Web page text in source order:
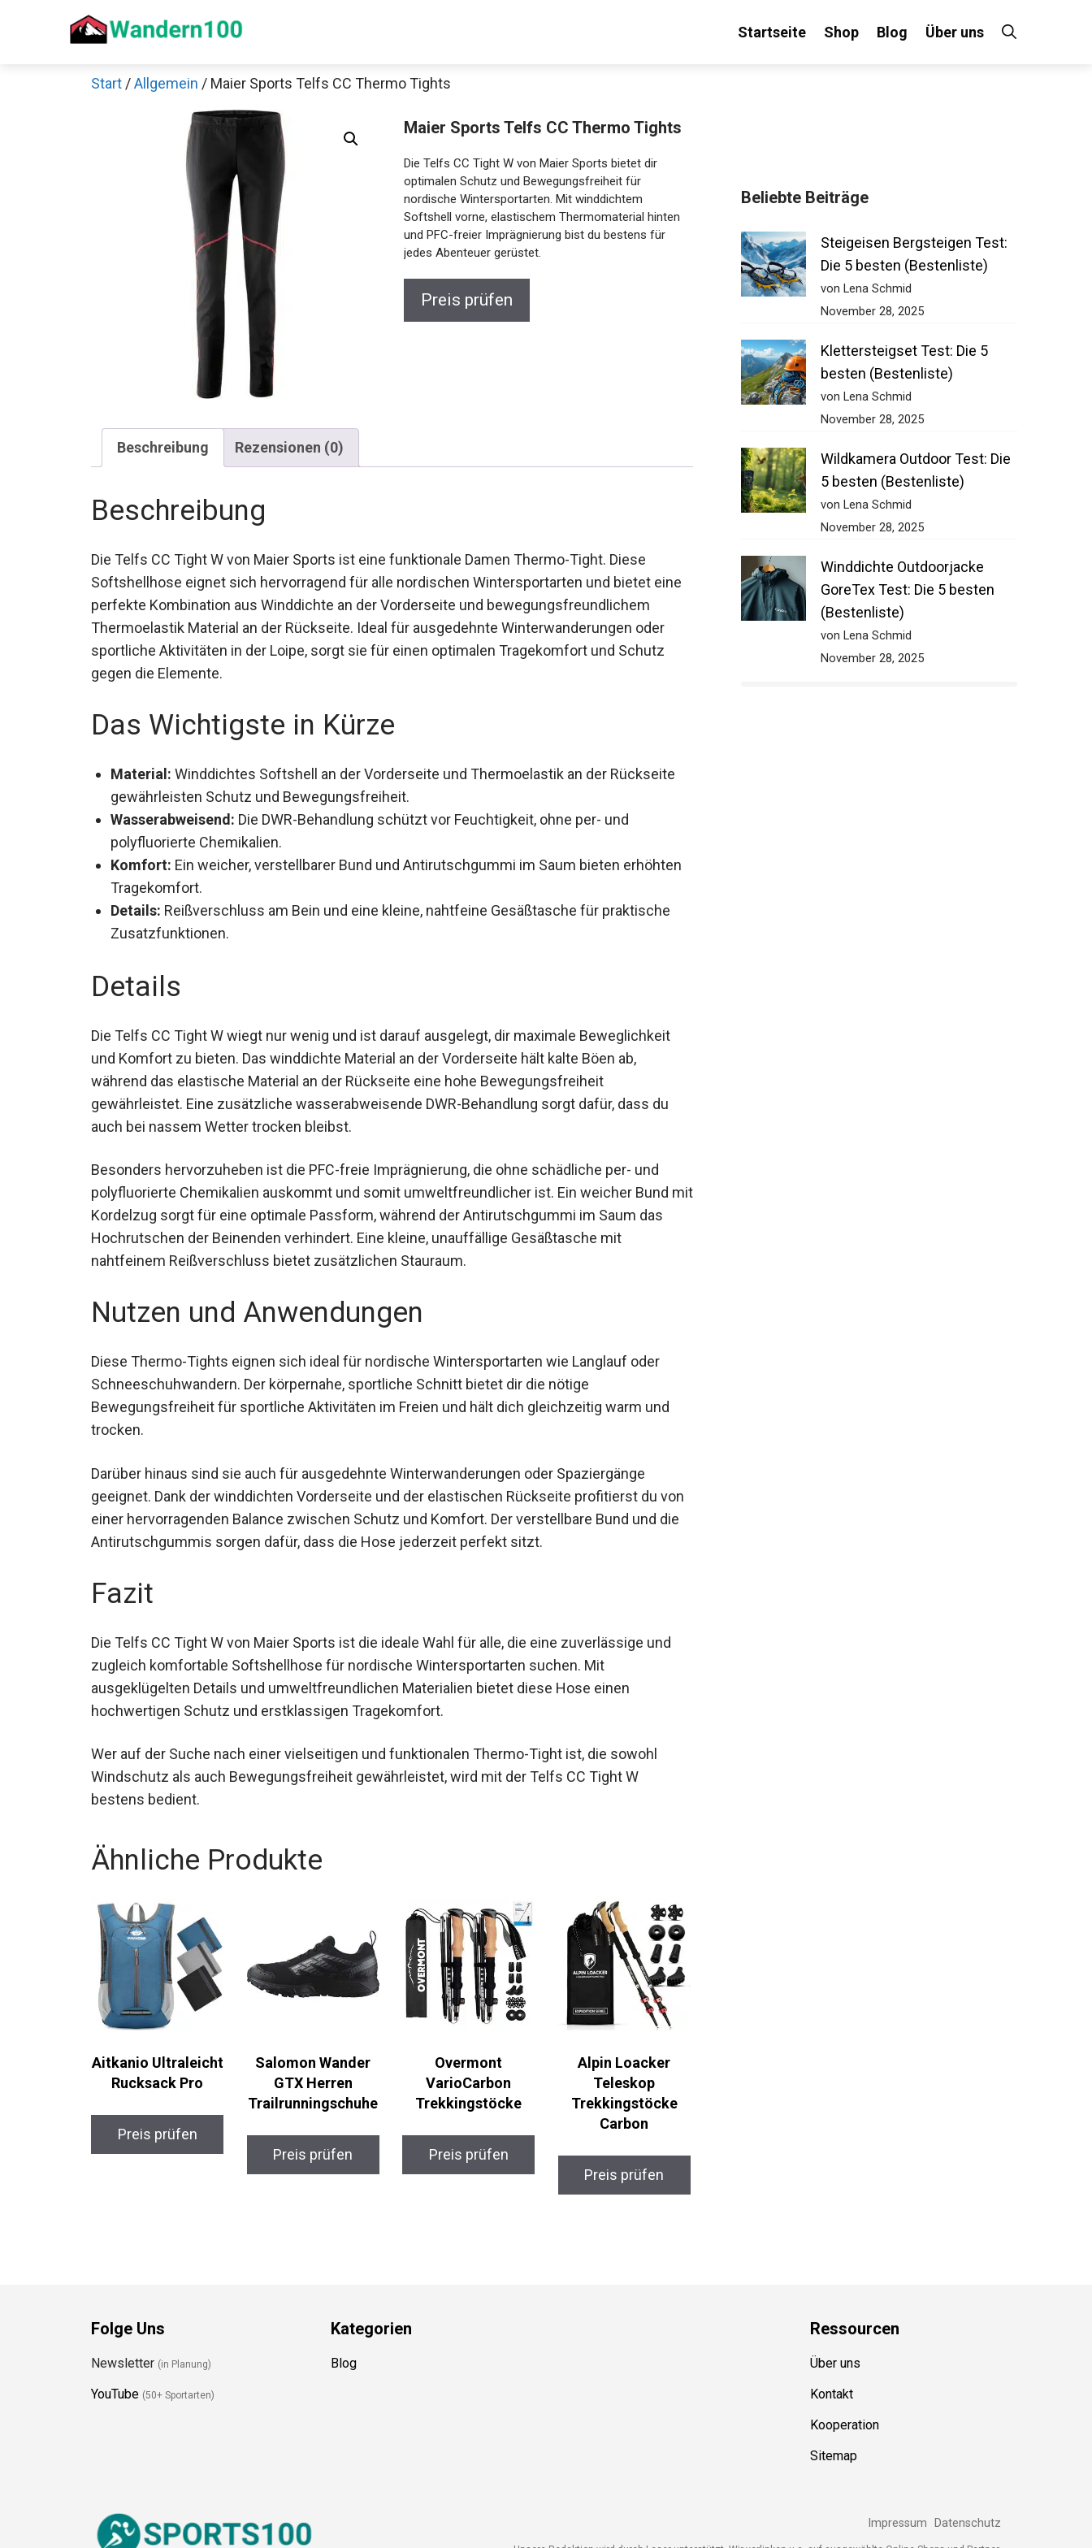
Startseite Shop Blog Über uns
Start /Allgemein / Maier Sports Telfs CC Thermo Tights
Maier Sports Telfs CC Thermo Tights
Die Telfs CC Tight W von Maier Sports bietet dir
optimalen Schutz und Bewegungsfreiheit für
nordische Wintersportarten. Mit winddichtem
Softshell vorne, elastischem Thermomaterial hinten
und PFC-freier Imprägnierung bist du bestens für
jedes Abenteuer gerüstet.
Preis prüfen
Beschreibung Rezensionen (0)
Beschreibung
Die Telfs CC Tight W von Maier Sports ist eine funktionale Damen Thermo-Tight. Diese
Softshellhose eignet sich hervorragend für alle nordischen Wintersportarten und bietet eine
perfekte Kombination aus Winddichte an der Vorderseite und bewegungsfreundlichem
Thermoelastik Material an der Rückseite. Ideal für ausgedehnte Winterwanderungen oder
sportliche Aktivitäten in der Loipe, sorgt sie für einen optimalen Tragekomfort und Schutz
gegen die Elemente.
Das Wichtigste in Kürze
Material: Winddichtes Softshell an der Vorderseite und Thermoelastik an der Rückseite
gewährleisten Schutz und Bewegungsfreiheit.
Wasserabweisend: Die DWR-Behandlung schützt vor Feuchtigkeit, ohne per- und
polyfluorierte Chemikalien.
Komfort: Ein weicher, verstellbarer Bund und Antirutschgummi im Saum bieten erhöhten
Tragekomfort.
Details: Reißverschluss am Bein und eine kleine, nahtfeine Gesäßtasche für praktische
Zusatzfunktionen.
Details
Die Telfs CC Tight W wiegt nur wenig und ist darauf ausgelegt, dir maximale Beweglichkeit
und Komfort zu bieten. Das winddichte Material an der Vorderseite hält kalte Böen ab,
während das elastische Material an der Rückseite eine hohe Bewegungsfreiheit
gewährleistet. Eine zusätzliche wasserabweisende DWR-Behandlung sorgt dafür, dass du
auch bei nassem Wetter trocken bleibst.
Besonders hervorzuheben ist die PFC-freie Imprägnierung, die ohne schädliche per- und
polyfluorierte Chemikalien auskommt und somit umweltfreundlicher ist. Ein weicher Bund
mit Kordelzug sorgt für eine optimale Passform, während der Antirutschgummi im Saum
das Hochrutschen der Beinenden verhindert. Eine kleine, unauffällige Gesäßtasche mit
nahtfeinem Reißverschluss bietet zusätzlichen Stauraum.
Nutzen und Anwendungen
Diese Thermo-Tights eignen sich ideal für nordische Wintersportarten wie Langlauf oder
Schneeschuhwandern. Der körpernahe, sportliche Schnitt bietet dir die nötige
Bewegungsfreiheit für sportliche Aktivitäten im Freien und hält dich gleichzeitig warm und
trocken.
Darüber hinaus sind sie auch für ausgedehnte Winterwanderungen oder Spaziergänge
geeignet. Dank der winddichten Vorderseite und der elastischen Rückseite profitierst du von
einer hervorragenden Balance zwischen Schutz und Komfort. Der verstellbare Bund und die
Antirutschgummis sorgen dafür, dass die Hose jederzeit perfekt sitzt.
Fazit
Die Telfs CC Tight W von Maier Sports ist die ideale Wahl für alle, die eine zuverlässige und
zugleich komfortable Softshellhose für nordische Wintersportarten suchen. Mit
ausgeklügelten Details und umweltfreundlichen Materialien bietet diese Hose einen
hochwertigen Schutz und erstklassigen Tragekomfort.
Wer auf der Suche nach einer vielseitigen und funktionalen Thermo-Tight ist, die sowohl
Windschutz als auch Bewegungsfreiheit gewährleistet, wird mit der Telfs CC Tight W
bestens bedient.
Ähnliche Produkte
Aitkanio
Ultraleicht
Salomon Wander
GTX Herren
Trailrunningschuhe
Preis prüfen
Overmont
VarioCarbon
Trekkingstöcke
Preis prüfen
Alpin Loacker
Teleskop
Trekkingstöcke
Carbon
Preis prüfen
Beliebte Beiträge
Steigeisen Bergsteigen Test:
Die 5 besten (Bestenliste)
von Lena Schmid
November 28, 2025
Klettersteigset Test: Die 5
besten (Bestenliste)
von Lena Schmid
November 28, 2025
Wildkamera Outdoor Test: Die
5 besten (Bestenliste)
von Lena Schmid
November 28, 2025
Winddichte Outdoorjacke
GoreTex Test: Die 5 besten
(Bestenliste)
von Lena Schmid
November 28, 2025
Folge Uns
Newsletter(in Planung)
YouTube (50+ Sportarten)
Kategorien
Blog
Ressourcen
Über uns
Kontakt
Kooperation
Sitemap
Impressum Datenschutz
Unsere Redaktion wird durch Leser unterstützt. Wir verlinken u.a. auf ausgewählte Online-Shops und Partner,
Jetzt anschauen